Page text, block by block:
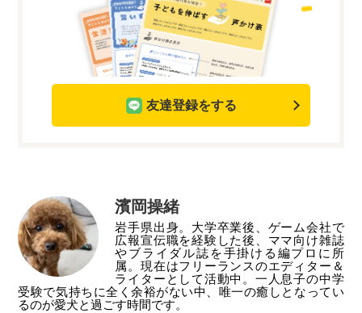
友達登録をする
濱岡操緒
岩手県出身。大学卒業後、ゲーム会社で
広報宣伝職を経験した後、ママ向け雑誌
やブライダル誌を手掛ける編プロに所
属。現在はフリーランスのエディター＆
ライターとして活動中。一人息子の中学
受験で気持ちに全く余裕がない中、唯一の癒しとなってい
るのが愛犬と過ごす時間です。